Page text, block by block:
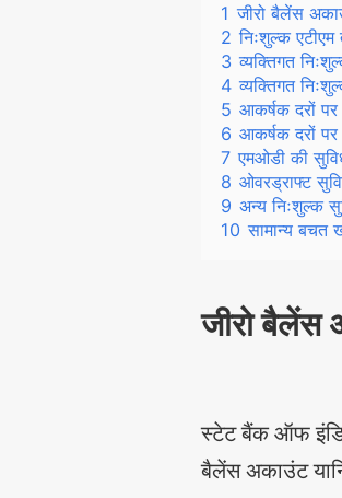
1 जीरो बैलेंस
2 निःशुल्क
3 व्यक्तिगत
4 व्यक्तिगत
5 आकर्षक दरों
6 आकर्षक दरों
7 एमओडी की
8 ओवरड्राफ्ट
9 अन्य निःशुल्क
10 सामान्य
जीरो बैलेंस
स्टेट बैंक ऑफ
बैलेंस अकाउंट